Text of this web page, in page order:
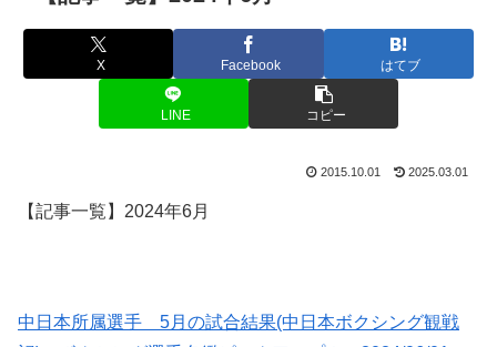
X Facebook はてブ
LINE コピー
2015.10.01 2025.03.01
【記事一覧】2024年6月
中日本所属選手 5月の試合結果(中日本ボクシング観戦